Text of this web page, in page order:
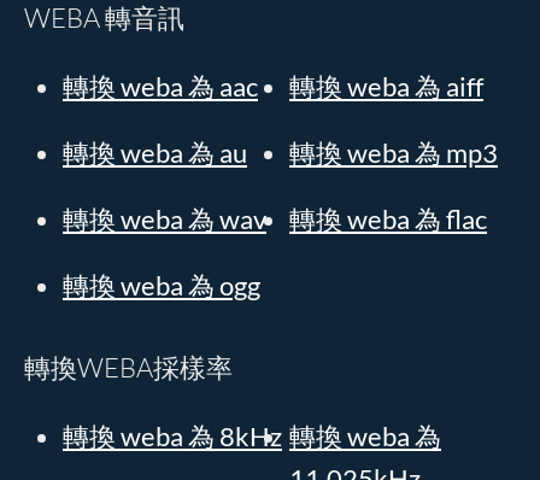
WEBA 轉音訊
轉換 weba 為 aac 轉換 weba 為 aiff
轉換 weba 為 au 轉換 weba 為 mp3
轉換 weba 為 wav 轉換 weba 為 flac
轉換 weba 為 ogg
轉換WEBA採樣率
轉換 weba 為 8kHz 轉換 weba 為